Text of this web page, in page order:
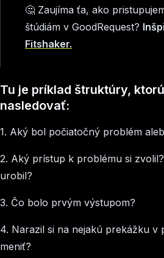
🤔 Zaujíma ťa, ako
štúdiám v GoodRequest?
Fitshaker.
Tu je príklad štruktúry,
nasledovať:
1. Aký bol počiatočný problém
2. Aký prístup k problému si
urobil?
3. Čo bolo prvým výstupom?
4. Narazil si na nejakú prekážku v
meniť?